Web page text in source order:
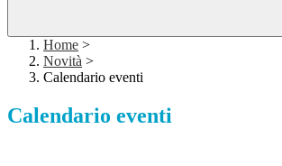
Home >
Novità >
Calendario eventi
Calendario eventi